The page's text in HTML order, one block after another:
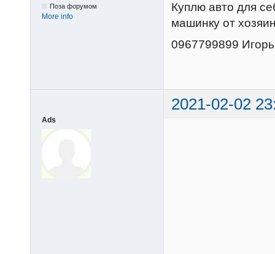
Поза форумом
More info
Куплю авто для
машинку от
0967799899 Игорь
2021-02-02
Ads